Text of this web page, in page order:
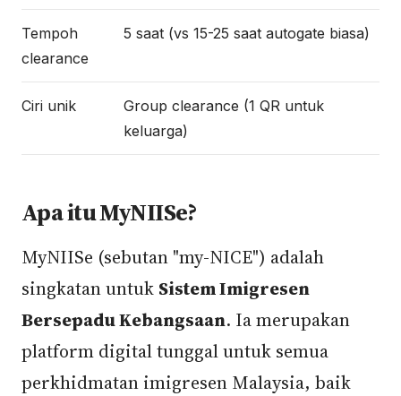
Tempoh
clearance
5 saat (vs 15-25 saat autogate biasa)
Ciri unik
Group clearance (1 QR untuk
keluarga)
Apa itu MyNIISe?
MyNIISe (sebutan "my-NICE") adalah
singkatan untuk Sistem Imigresen
Bersepadu Kebangsaan. Ia merupakan
platform digital tunggal untuk semua
perkhidmatan imigresen Malaysia, baik